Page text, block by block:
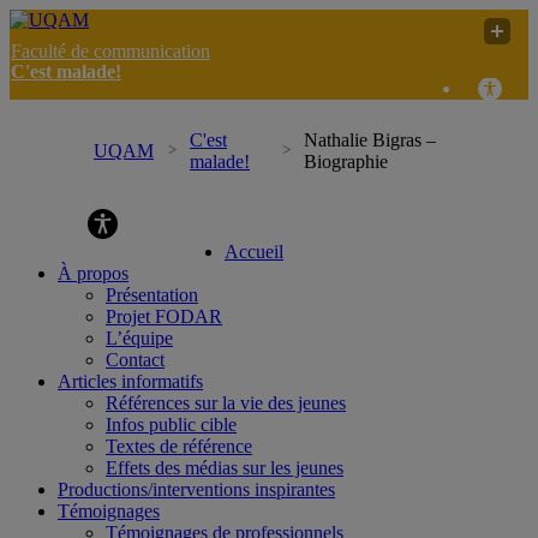
Faculté de communication
C'est malade!
UQAM
C'est
malade!
Nathalie Bigras –
Biographie
Accueil
À propos
Présentation
Projet FODAR
L’équipe
Contact
Articles informatifs
Références sur la vie des jeunes
Infos public cible
Textes de référence
Effets des médias sur les jeunes
Productions/interventions inspirantes
Témoignages
Témoignages de professionnels